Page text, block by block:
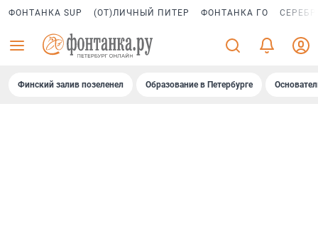
ФОНТАНКА SUP (ОТ)ЛИЧНЫЙ ПИТЕР ФОНТАНКА ГО
Финский залив позеленел Образование в Петербурге